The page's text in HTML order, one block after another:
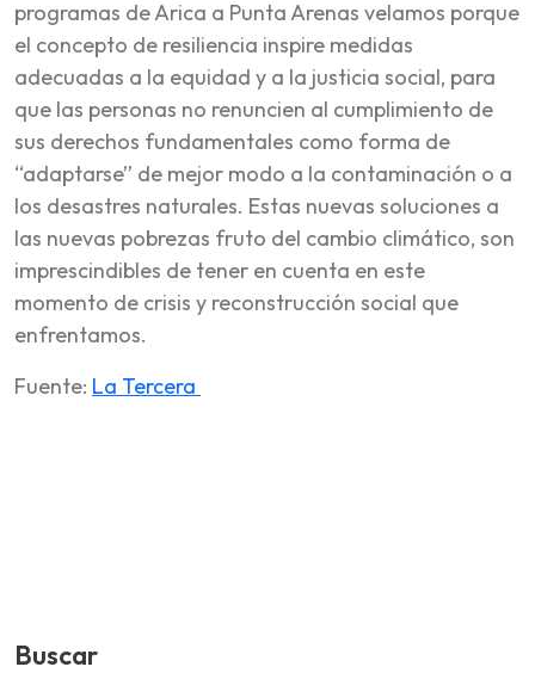
programas de Arica a Punta Arenas velamos porque
el concepto de resiliencia inspire medidas
adecuadas a la equidad y a la justicia social, para
que las personas no renuncien al cumplimiento de
sus derechos fundamentales como forma de
“adaptarse” de mejor modo a la contaminación o a
los desastres naturales. Estas nuevas soluciones a
las nuevas pobrezas fruto del cambio climático, son
imprescindibles de tener en cuenta en este
momento de crisis y reconstrucción social que
enfrentamos.
Fuente: La Tercera
Buscar